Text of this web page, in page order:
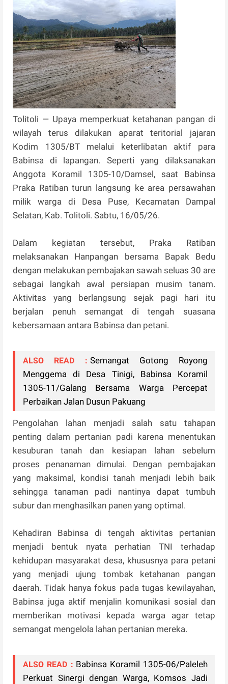
Tolitoli — Upaya memperkuat ketahanan pangan di
wilayah terus dilakukan aparat teritorial jajaran
Kodim 1305/BT melalui keterlibatan aktif para
Babinsa di lapangan. Seperti yang dilaksanakan
Anggota Koramil 1305-10/Damsel, saat Babinsa
Praka Ratiban turun langsung ke area persawahan
milik warga di Desa Puse, Kecamatan Dampal
Selatan, Kab. Tolitoli. Sabtu, 16/05/26.
Dalam kegiatan tersebut, Praka Ratiban
melaksanakan Hanpangan bersama Bapak Bedu
dengan melakukan pembajakan sawah seluas 30 are
sebagai langkah awal persiapan musim tanam.
Aktivitas yang berlangsung sejak pagi hari itu
berjalan penuh semangat di tengah suasana
kebersamaan antara Babinsa dan petani.
ALSO READ : Semangat Gotong Royong
Menggema di Desa Tinigi, Babinsa Koramil
1305-11/Galang Bersama Warga Percepat
Perbaikan Jalan Dusun Pakuang
Pengolahan lahan menjadi salah satu tahapan
penting dalam pertanian padi karena menentukan
kesuburan tanah dan kesiapan lahan sebelum
proses penanaman dimulai. Dengan pembajakan
yang maksimal, kondisi tanah menjadi lebih baik
sehingga tanaman padi nantinya dapat tumbuh
subur dan menghasilkan panen yang optimal.
Kehadiran Babinsa di tengah aktivitas pertanian
menjadi bentuk nyata perhatian TNI terhadap
kehidupan masyarakat desa, khususnya para petani
yang menjadi ujung tombak ketahanan pangan
daerah. Tidak hanya fokus pada tugas kewilayahan,
Babinsa juga aktif menjalin komunikasi sosial dan
memberikan motivasi kepada warga agar tetap
semangat mengelola lahan pertanian mereka.
ALSO READ : Babinsa Koramil 1305-06/Paleleh
Perkuat Sinergi dengan Warga, Komsos Jadi